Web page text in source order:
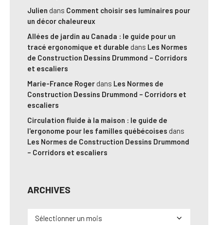
Julien dans Comment choisir ses luminaires pour
un décor chaleureux
Allées de jardin au Canada : le guide pour un
tracé ergonomique et durable dans Les Normes
de Construction Dessins Drummond – Corridors
et escaliers
Marie-France Roger dans Les Normes de
Construction Dessins Drummond – Corridors et
escaliers
Circulation fluide à la maison : le guide de
l'ergonome pour les familles québécoises dans
Les Normes de Construction Dessins Drummond
– Corridors et escaliers
ARCHIVES
Archives